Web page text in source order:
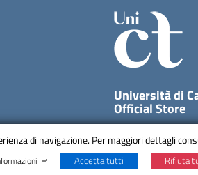
Università di
Official Store
di navigazione. Per maggiori dettagli
Accetta tutti Rifiuta